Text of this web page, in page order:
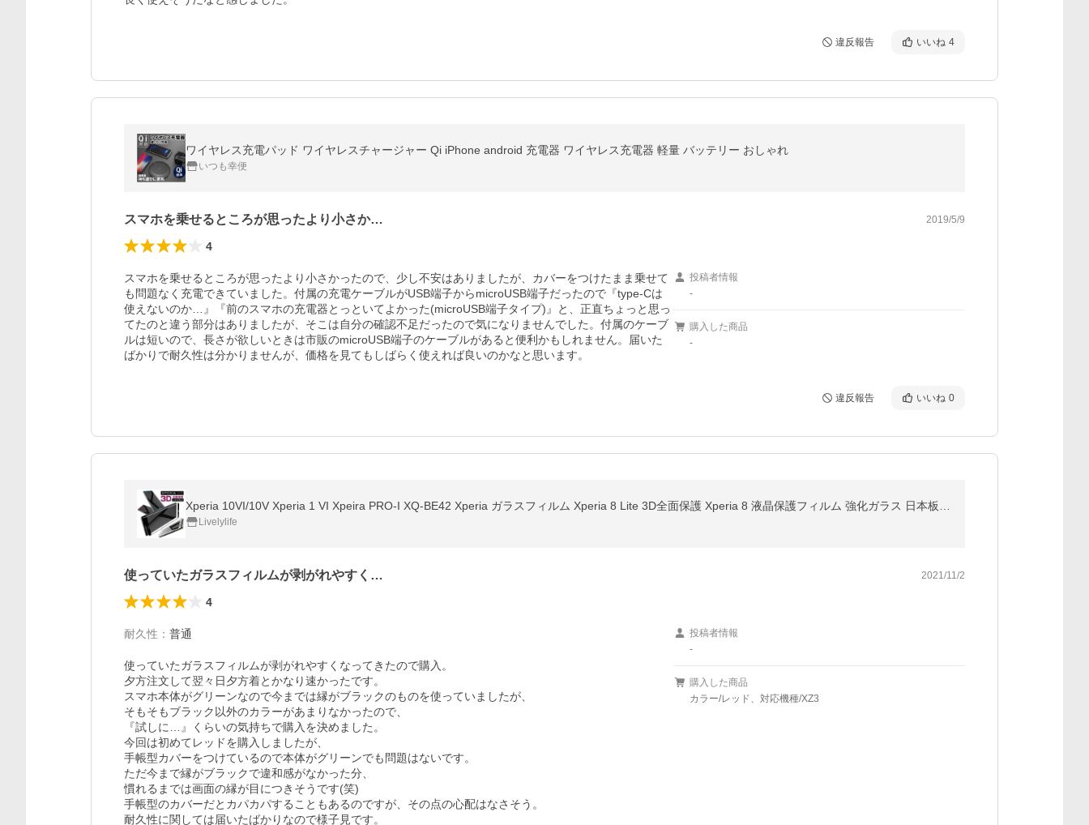
違反報告 いいね 4
ワイヤレス充電パッド ワイヤレスチャージャー Qi iPhone android 充電器 ワイヤレス充電器 軽量 バッテリー おしゃれ
いつも幸便
スマホを乗せるところが思ったより小さか… 2019/5/9
4
スマホを乗せるところが思ったより小さかったので、少し不安はありましたが、カバーをつけたまま乗せて
も問題なく充電できていました。付属の充電ケーブルがUSB端子からmicroUSB端子だったので『type-Cは
使えないのか…』『前のスマホの充電器とっといてよかった(microUSB端子タイプ)』と、正直ちょっと思っ
てたのと違う部分はありましたが、そこは自分の確認不足だったので気になりませんでした。付属のケーブ
ルは短いので、長さが欲しいときは市販のmicroUSB端子のケーブルがあると便利かもしれません。届いた
ばかりで耐久性は分かりませんが、価格を見てもしばらく使えれば良いのかなと思います。
投稿者情報
-
購入した商品
-
違反報告 いいね 0
Livelylife
使っていたガラスフィルムが剥がれやすく… 2021/11/2
4
耐久性 ： 普通
使っていたガラスフィルムが剥がれやすくなってきたので購入。
夕方注文して翌々日夕方着とかなり速かったです。
スマホ本体がグリーンなので今までは縁がブラックのものを使っていましたが、
そもそもブラック以外のカラーがあまりなかったので、
『試しに…』くらいの気持ちで購入を決めました。
今回は初めてレッドを購入しましたが、
手帳型カバーをつけているので本体がグリーンでも問題はないです。
ただ今まで縁がブラックで違和感がなかった分、
慣れるまでは画面の縁が目につきそうです(笑)
手帳型のカバーだとカパカパすることもあるのですが、その点の心配はなさそう。
耐久性に関しては届いたばかりなので様子見です。
投稿者情報
-
購入した商品
カラー/レッド、対応機種/XZ3